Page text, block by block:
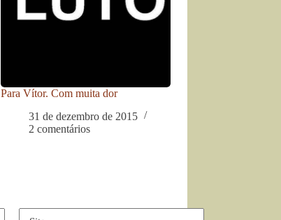
Para Vítor. Com muita dor
31 de dezembro de 2015
2 comentários